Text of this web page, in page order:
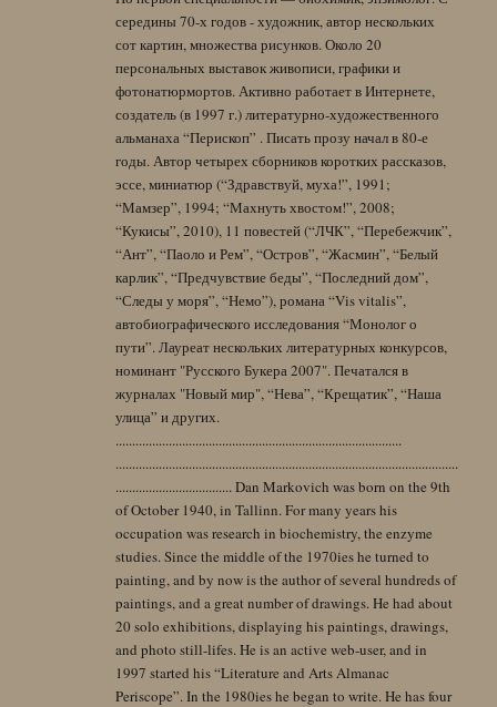
середины 70-х годов - художник, автор нескольких
сот картин, множества рисунков. Около 20
персональных выставок живописи, графики и
фотонатюрмортов. Активно работает в Интернете,
создатель (в 1997 г.) литературно-художественного
альманаха “Перископ” . Писать прозу начал в 80-е
годы. Автор четырех сборников коротких рассказов,
эссе, миниатюр (“Здравствуй, муха!”, 1991;
“Мамзер”, 1994; “Махнуть хвостом!”, 2008;
“Кукисы”, 2010), 11 повестей (“ЛЧК”, “Перебежчик”,
“Ант”, “Паоло и Рем”, “Остров”, “Жасмин”, “Белый
карлик”, “Предчувствие беды”, “Последний дом”,
“Следы у моря”, “Немо”), романа “Vis vitalis”,
автобиографического исследования “Монолог о
пути”. Лауреат нескольких литературных конкурсов,
номинант "Русского Букера 2007". Печатался в
журналах "Новый мир", “Нева”, “Крещатик”, “Наша
улица” и других.
......................................................................................
.......................................................................................................
................................... Dan Markovich was born on the 9th
of October 1940, in Tallinn. For many years his
occupation was research in biochemistry, the enzyme
studies. Since the middle of the 1970ies he turned to
painting, and by now is the author of several hundreds of
paintings, and a great number of drawings. He had about
20 solo exhibitions, displaying his paintings, drawings,
and photo still-lifes. He is an active web-user, and in
1997 started his “Literature and Arts Almanac
Periscope”. In the 1980ies he began to write. He has four